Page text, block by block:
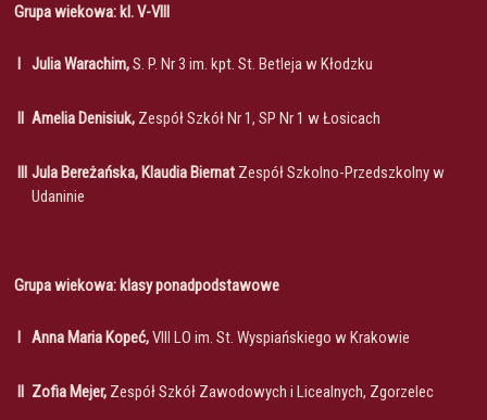
Grupa wiekowa: kl. V-VIII
I Julia Warachim,S. P. Nr 3 im. kpt. St. Betleja w Kłodzku
II Amelia Denisiuk, Zespół Szkół Nr 1, SP Nr 1 w Łosicach
III Jula Bereżańska, Klaudia Biernat Zespół Szkolno-Przedszkolny w
Udaninie
Grupa wiekowa: klasy ponadpodstawowe
I Anna Maria Kopeć,VIII LO im. St. Wyspiańskiego w Krakowie
II Zofia Mejer, Zespół Szkół Zawodowych i Licealnych, Zgorzelec